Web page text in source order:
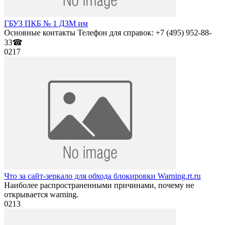
ГБУЗ ПКБ № 1 ДЗМ им
Основные контакты Телефон для справок: +7 (495) 952-88-
33☎
0217
Что за сайт-зеркало для обхода блокировки Warning.rt.ru
Наиболее распространенными причинами, почему не
открывается warning.
0213